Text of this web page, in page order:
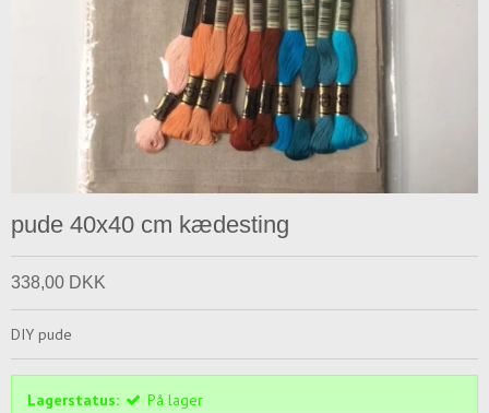
pude 40x40 cm kædesting
338,00 DKK
DIY pude
Lagerstatus: På lager